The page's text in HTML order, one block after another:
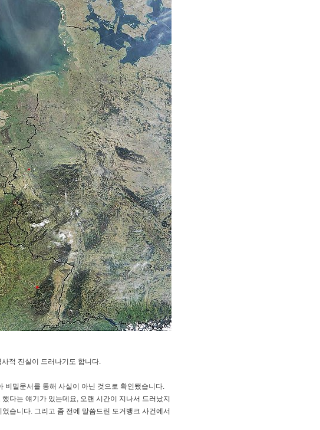
적 진실이 드러나기도 합니다.
비밀문서를 통해 사실이 아닌 것으로 확인됐습니다.
다는 얘기가 있는데요, 오랜 시간이 지나서 드러났지
습니다. 그리고 좀 전에 말씀드린 도거뱅크 사건에서